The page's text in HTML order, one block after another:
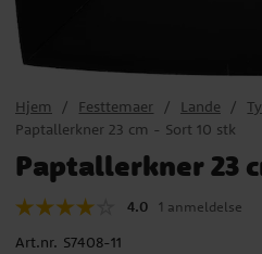
Hjem Festtemaer Lande
Paptallerkner 23 cm - Sort 10 stk
Paptallerkner 23
4.0 1 anmeldelse
Art.nr. S7408-11